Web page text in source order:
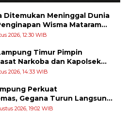
Ditemukan Meninggal Dunia
Wisma Mataram
2026, 12:30 WIB
Timur Pimpin
Narkoba dan Kapolsek
Udik Berganti
2026, 14:33 WIB
Perkuat
Gegana Turun Langsung
ke Pasar dan Rumah
2026, 19:02 WIB